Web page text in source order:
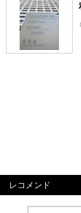
レコメンド